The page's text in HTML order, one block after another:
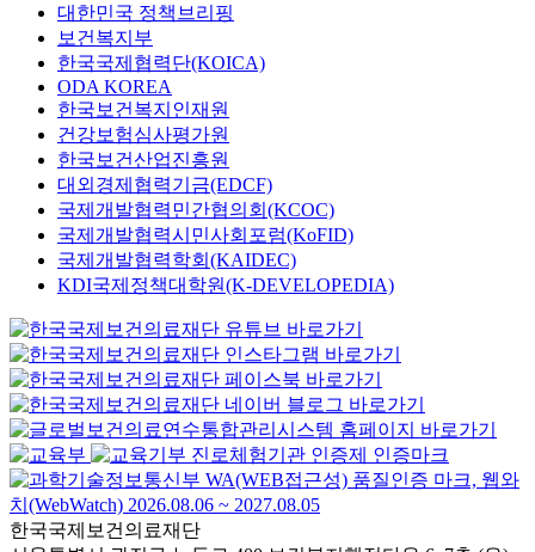
대한민국 정책브리핑
보건복지부
한국국제협력단(KOICA)
ODA KOREA
한국보건복지인재원
건강보험심사평가원
한국보건산업진흥원
대외경제협력기금(EDCF)
국제개발협력민간협의회(KCOC)
국제개발협력시민사회포럼(KoFID)
국제개발협력학회(KAIDEC)
KDI국제정책대학원(K-DEVELOPEDIA)
한국국제보건의료재단